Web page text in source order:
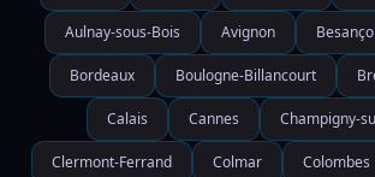
Aulnay-sous-Bois Avignon
Bordeaux Boulogne-Billancourt
Calais Cannes Champigny-
Clermont-Ferrand Colmar Colombes